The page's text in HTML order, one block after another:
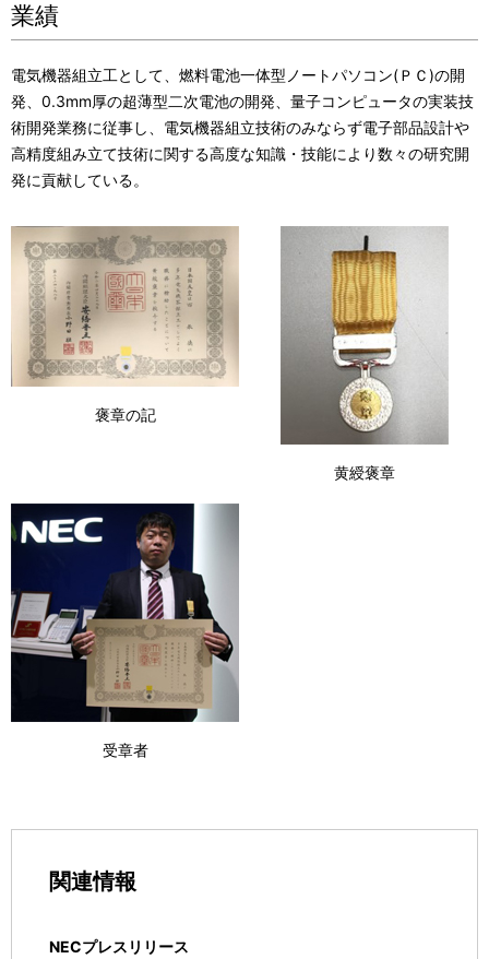
業績
電気機器組立工として、燃料電池一体型ノートパソコン(ＰＣ)の開
発、0.3mm厚の超薄型二次電池の開発、量子コンピュータの実装技
術開発業務に従事し、電気機器組立技術のみならず電子部品設計や
高精度組み立て技術に関する高度な知識・技能により数々の研究開
発に貢献している。
褒章の記
黄綬褒章
受章者
関連情報
NECプレスリリース